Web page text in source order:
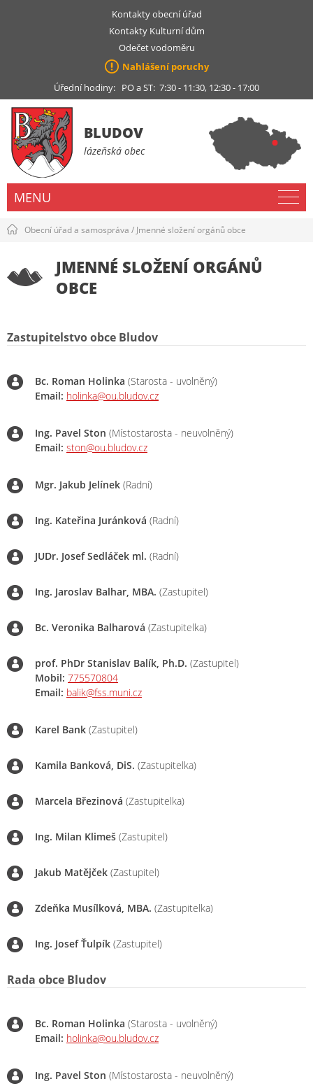
Kontakty obecní úřad
Kontakty Kulturní dům
Odečet vodoměru
Nahlášení poruchy
Úřední hodiny: PO a ST: 7:30 - 11:30, 12:30 - 17:00
BLUDOV
lázeňská obec
MENU
Obecní úřad a samospráva / Jmenné složení orgánů obce
JMENNÉ SLOŽENÍ ORGÁNŮ
OBCE
Zastupitelstvo obce Bludov
Bc. Roman Holinka (Starosta - uvolněný)
Email: holinka@ou.bludov.cz
Ing. Pavel Ston (Místostarosta - neuvolněný)
Email: ston@ou.bludov.cz
Mgr. Jakub Jelínek (Radní)
Ing. Kateřina Juránková (Radní)
JUDr. Josef Sedláček ml. (Radní)
Ing. Jaroslav Balhar, MBA. (Zastupitel)
Bc. Veronika Balharová (Zastupitelka)
prof. PhDr Stanislav Balík, Ph.D. (Zastupitel)
Mobil: 775570804
Email: balik@fss.muni.cz
Karel Bank (Zastupitel)
Kamila Banková, DiS. (Zastupitelka)
Marcela Březinová (Zastupitelka)
Ing. Milan Klimeš (Zastupitel)
Jakub Matějček (Zastupitel)
Zdeňka Musílková, MBA. (Zastupitelka)
Ing. Josef Ťulpík (Zastupitel)
Rada obce Bludov
Bc. Roman Holinka (Starosta - uvolněný)
Email: holinka@ou.bludov.cz
Ing. Pavel Ston (Místostarosta - neuvolněný)